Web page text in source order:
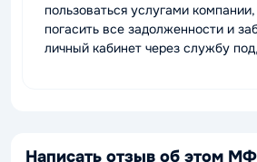
пользоваться услугами
погасить все задолженности и
личный кабинет через службу
Написать отзыв об этом